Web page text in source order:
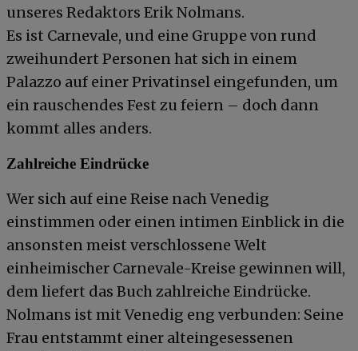
unseres Redaktors Erik Nolmans.
Es ist Carnevale, und eine Gruppe von rund
zweihundert Personen hat sich in einem
Palazzo auf einer Privatinsel eingefunden, um
ein rauschendes Fest zu feiern – doch dann
kommt alles anders.
Zahlreiche Eindrücke
Wer sich auf eine Reise nach Venedig
einstimmen oder einen intimen Einblick in die
ansonsten meist verschlossene Welt
einheimischer Carnevale-Kreise gewinnen will,
dem liefert das Buch zahlreiche Eindrücke.
Nolmans ist mit Venedig eng verbunden: Seine
Frau entstammt einer alteingesessenen